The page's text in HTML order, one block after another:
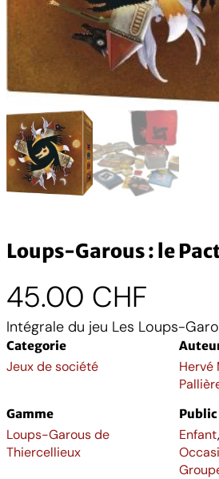
Loups-Garous : le
45.00 CHF
Intégrale du jeu Les Loups-
Categorie
Jeux de société Hervé
Gamme
Loups-Garous de
Thiercellieux
Public
Enfant,